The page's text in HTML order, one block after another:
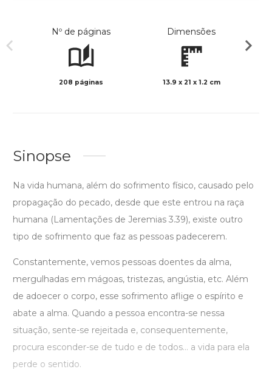
Nº de páginas
208 páginas
Dimensões
13.9 x 21 x 1.2 cm
Sinopse
Na vida humana, além do sofrimento físico, causado pelo
propagação do pecado, desde que este entrou na raça
humana (Lamentações de Jeremias 3.39), existe outro
tipo de sofrimento que faz as pessoas padecerem.
Constantemente, vemos pessoas doentes da alma,
mergulhadas em mágoas, tristezas, angústia, etc. Além
de adoecer o corpo, esse sofrimento aflige o espírito e
abate a alma. Quando a pessoa encontra-se nessa
situação, sente-se rejeitada e, consequentemente,
procura esconder-se de tudo e de todos... a vida para ela
perde o sentido.